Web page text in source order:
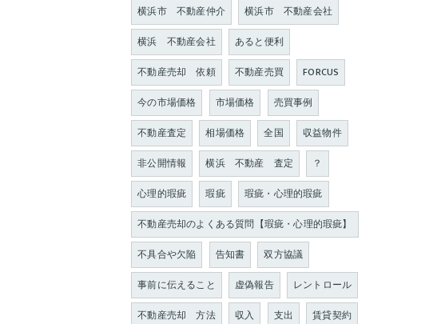
横浜市 不動産仲介
横浜市 不動産会社
横浜 不動産会社
あると便利
不動産売却 依頼
不動産売買
FORCUS
今の市場価格
市場価格
売買事例
不動産査定
相場価格 全国
収益物件
非公開情報
横浜 不動産 査定
？
心理的瑕疵
瑕疵
瑕疵・心理的瑕疵
不動産売却のよくある質問【瑕疵・心理的瑕疵】
不具合や欠陥
告知書
双方協議
事前に伝えること
虚偽報告
レントロール
不動産売却 方法
収入 支出
賃貸契約